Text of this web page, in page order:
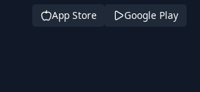
App Store Google Play